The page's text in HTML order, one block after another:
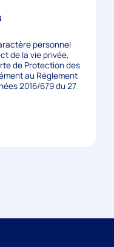
personnel
de la vie privée,
de Protection des
au Règlement
2016/679 du 27